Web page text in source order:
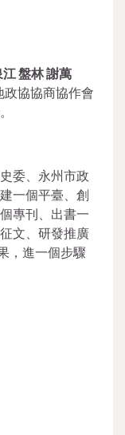
盤林 謝萬
政協協商協作會
委、永州市政
一個平臺、創
專刊、出書一
文、研發推廣
，進一個步驟